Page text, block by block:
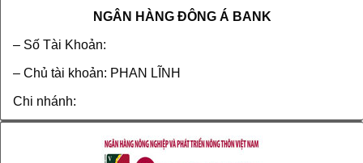
NGÂN HÀNG ĐÔNG Á BANK
– Số Tài Khoản:
– Chủ tài khoản: PHAN LĨNH
Chi nhánh: